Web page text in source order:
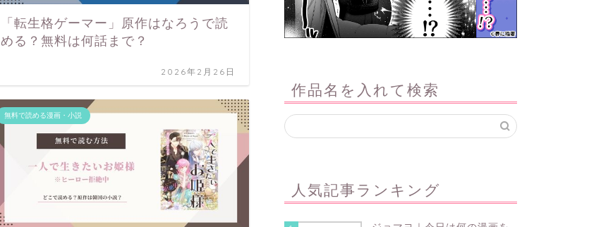
「転生格ゲーマー」原作はなろうで読
める？無料は何話まで？
2026年2月26日
無料で読める漫画・小説
作品名を入れて検索
人気記事ランキング